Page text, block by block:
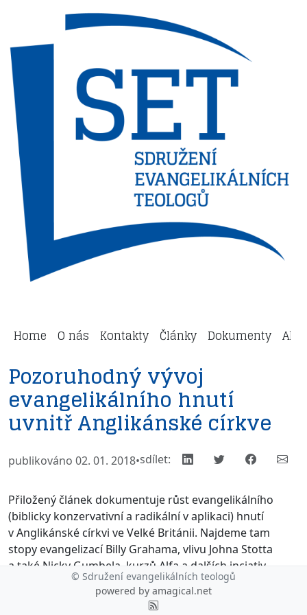
Home O nás Kontakty Články Dokumenty
Pozoruhodný vývoj
evangelikálního hnutí
uvnitř Anglikánské církve
publikováno 02. 01. 2018•sdílet:
Přiložený článek dokumentuje růst evangelikálního
(biblicky konzervativní a radikální v aplikaci) hnutí
v Anglikánské církvi ve Velké Británii. Najdeme tam
stopy evangelizací Billy Grahama, vlivu Johna Stotta
a také Nicky Gumbela, kurzů Alfa a dalších inciativ.
© Sdružení evangelikálních teologů
powered by amagical.net